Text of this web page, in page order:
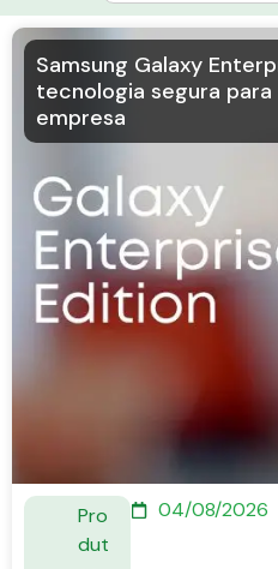
Samsung Galaxy
tecnologia segura
empresa
Pro
dut
04/08/2026